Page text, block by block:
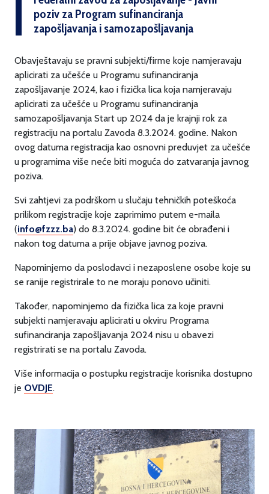
poziv za Program sufinanciranja
zapošljavanja i samozapošljavanja
Obavještavaju se pravni subjekti/firme koje namjeravaju
aplicirati za učešće u Programu sufinanciranja
zapošljavanje 2024, kao i fizička lica koja namjeravaju
aplicirati za učešće u Programu sufinanciranja
samozapošljavanja Start up 2024 da je krajnji rok za
registraciju na portalu Zavoda 8.3.2024. godine. Nakon
ovog datuma registracija kao osnovni preduvjet za učešće
u programima više neće biti moguća do zatvaranja javnog
poziva.
Svi zahtjevi za podrškom u slučaju tehničkih poteškoća
prilikom registracije koje zaprimimo putem e-maila
(info@fzzz.ba) do 8.3.2024. godine bit će obrađeni i
nakon tog datuma a prije objave javnog poziva.
Napominjemo da poslodavci i nezaposlene osobe koje su
se ranije registrirale to ne moraju ponovo učiniti.
Također, napominjemo da fizička lica za koje pravni
subjekti namjeravaju aplicirati u okviru Programa
sufinanciranja zapošljavanja 2024 nisu u obavezi
registrirati se na portalu Zavoda.
Više informacija o postupku registracije korisnika dostupno
je OVDJE.